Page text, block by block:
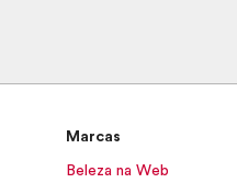
Marcas
Beleza na Web